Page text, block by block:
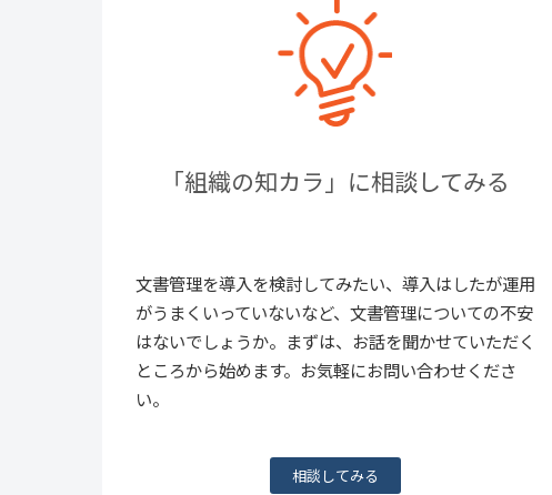
「組織の知カラ」に相談してみる
文書管理を導入を検討してみたい、導入はしたが運用
がうまくいっていないなど、文書管理についての不安
はないでしょうか。まずは、お話を聞かせていただく
ところから始めます。お気軽にお問い合わせくださ
い。
相談してみる